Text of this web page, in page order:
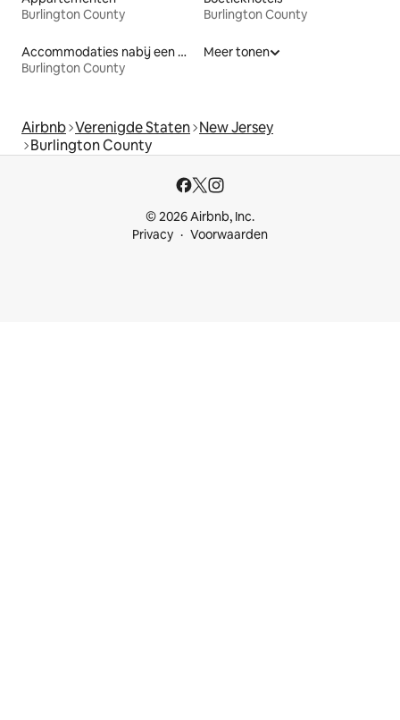
Burlington County
Burlington County
Accommodaties nabij een meer
Burlington County
Meer tonen
Airbnb Verenigde Staten New Jersey
Burlington County
© 2026 Airbnb, Inc.
Privacy
Voorwaarden